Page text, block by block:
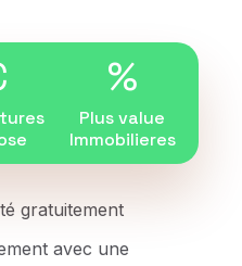
%
Plus value
Immobilieres
gratuitement
avec une